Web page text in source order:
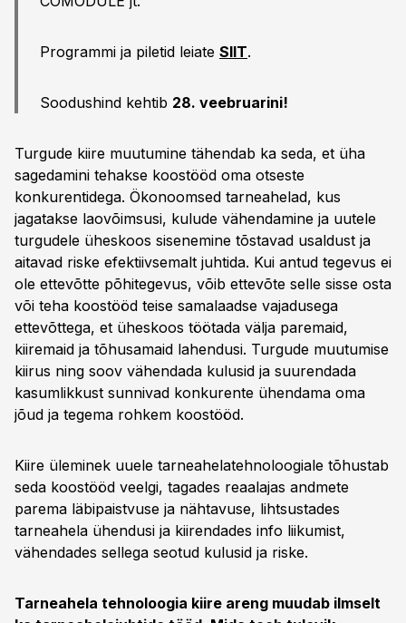
Programmi ja piletid leiate SIIT.
Soodushind kehtib 28. veebruarini!
Turgude kiire muutumine tähendab ka seda, et üha
sagedamini tehakse koostööd oma otseste
konkurentidega. Ökonoomsed tarneahelad, kus
jagatakse laovõimsusi, kulude vähendamine ja uutele
turgudele üheskoos sisenemine tõstavad usaldust ja
aitavad riske efektiivsemalt juhtida. Kui antud tegevus ei
ole ettevõtte põhitegevus, võib ettevõte selle sisse osta
või teha koostööd teise samalaadse vajadusega
ettevõttega, et üheskoos töötada välja paremaid,
kiiremaid ja tõhusamaid lahendusi. Turgude muutumise
kiirus ning soov vähendada kulusid ja suurendada
kasumlikkust sunnivad konkurente ühendama oma
jõud ja tegema rohkem koostööd.
Kiire üleminek uuele tarneahelatehnoloogiale tõhustab
seda koostööd veelgi, tagades reaalajas andmete
parema läbipaistvuse ja nähtavuse, lihtsustades
tarneahela ühendusi ja kiirendades info liikumist,
vähendades sellega seotud kulusid ja riske.
Tarneahela tehnoloogia kiire areng muudab ilmselt